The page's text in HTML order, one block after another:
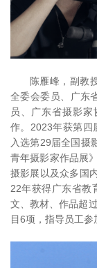
陈雁峰，副教
全委会委员、广东
员、广东省摄影
作。2023年获第四
入选第29届全国
青年摄影家作品展
摄影展以及众多国
22年获得广东省教
文、教材、作品超
目6项，指导员工参